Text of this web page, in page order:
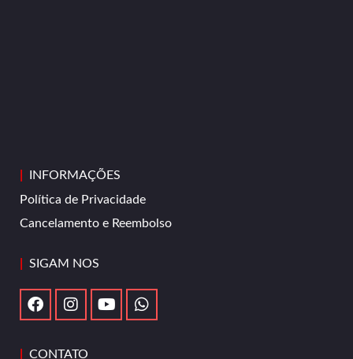
INFORMAÇÕES
Política de Privacidade
Cancelamento e Reembolso
SIGAM NOS
CONTATO